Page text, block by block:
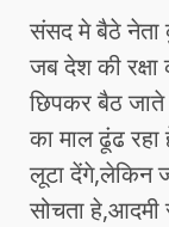
संसद मे बैठे नेता
जब देश की
छिपकर बैठ
का माल ढूंढ
लूटा देंगे,लेकिन
सोचता हे,आदमी